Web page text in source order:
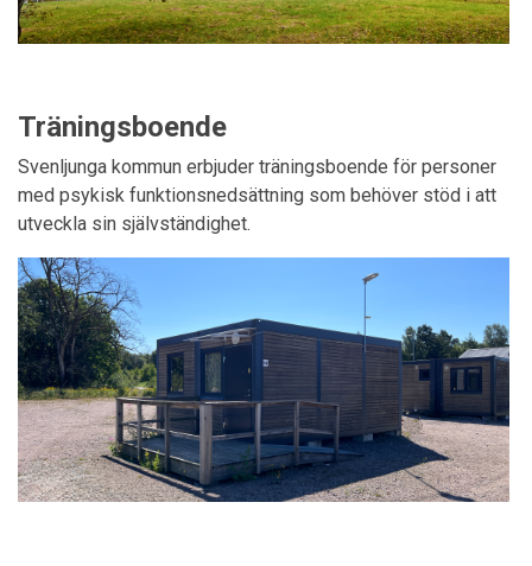
Träningsboende
Svenljunga kommun erbjuder träningsboende för personer
med psykisk funktionsnedsättning som behöver stöd i att
utveckla sin självständighet.